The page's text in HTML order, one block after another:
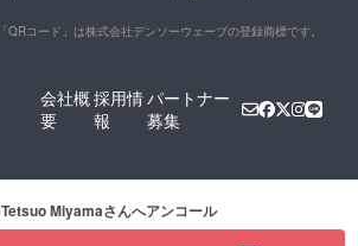
「QRコード」は株式会社デンソーウェーブの登録商標です。
会社概
要
採用情
報
パートナー
募集
Tetsuo Miyamaさんへアンコール